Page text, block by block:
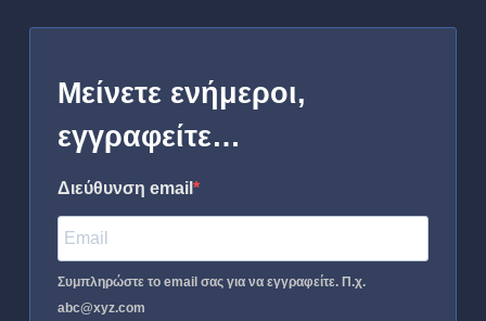
Μείνετε ενήμεροι,
εγγραφείτε…
Διεύθυνση email
Συμπληρώστε το email σας για να εγγραφείτε. Π.χ.
abc@xyz.com